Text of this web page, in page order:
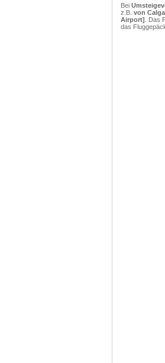
Bei
z.B. von
Airport] . Das
das